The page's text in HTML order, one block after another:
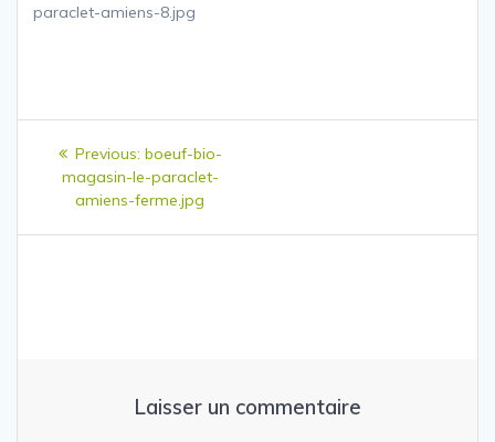
paraclet-amiens-8.jpg
Navigation
l’article
Previous: Previous
post:
boeuf-bio-
magasin-le-paraclet-
amiens-ferme.jpg
Laisser un commentaire